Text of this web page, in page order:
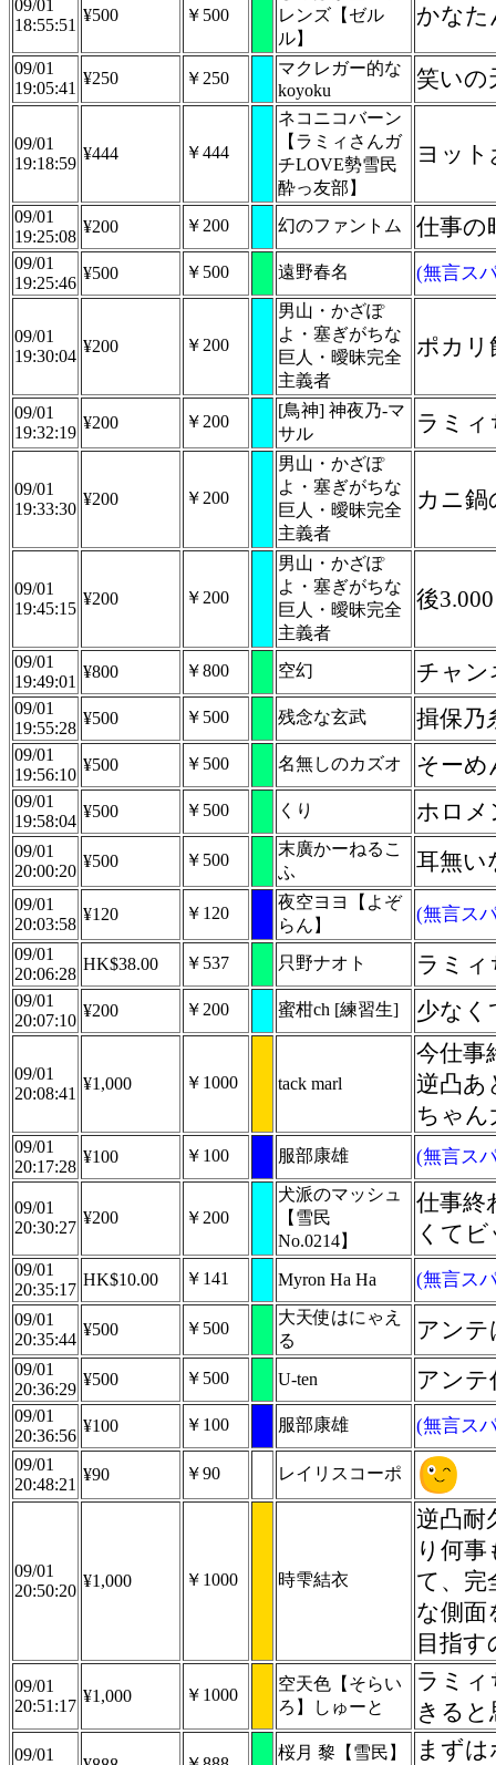
09/01
18:55:51
¥500 ￥500
レンズ【ゼル
ル】
かな
09/01
19:05:41
¥250 ￥250
マクレガー的な
koyoku
笑いの
09/01
19:18:59
¥444 ￥444
ネコニコバーン
【ラミィさんガ
チLOVE勢雪民
酔っ友部】
ヨッ
09/01
19:25:08
¥200 ￥200 幻のファントム 仕事の
09/01
19:25:46
¥500 ￥500 遠野春名 (無言ス
09/01
19:30:04
¥200 ￥200
男山・かざぽ
よ・塞ぎがちな
巨人・曖昧完全
主義者
ポカリ
09/01
19:32:19
¥200 ￥200
[鳥神] 神夜乃-マ
サル
ラミ
09/01
19:33:30
¥200 ￥200
男山・かざぽ
よ・塞ぎがちな
巨人・曖昧完全
主義者
カニ
09/01
19:45:15
¥200 ￥200
男山・かざぽ
よ・塞ぎがちな
巨人・曖昧完全
主義者
後
09/01
19:49:01
¥800 ￥800 空幻 チャン
09/01
19:55:28
¥500 ￥500 残念な玄武 揖保乃
09/01
19:56:10
¥500 ￥500 名無しのカズオ そーめ
09/01
19:58:04
¥500 ￥500 くり ホロメ
09/01
20:00:20
¥500 ￥500
末廣かーねるこ
ふ
耳無い
09/01
20:03:58
¥120 ￥120
夜空ヨヨ【よぞ
らん】
(無言ス
09/01
20:06:28
HK$38.00 ￥537 只野ナオト ラミ
09/01
20:07:10
¥200 ￥200 蜜柑ch [練習生] 少なく
09/01
20:08:41
¥1,000 ￥1000 tack marl
今仕事
逆凸あ
ちゃん
09/01
20:17:28
¥100 ￥100 服部康雄 (無言ス
09/01
20:30:27
¥200 ￥200
犬派のマッシュ
【雪民
No.0214】
仕事終
くて
09/01
20:35:17
HK$10.00 ￥141 Myron Ha Ha (無言ス
09/01
20:35:44
¥500 ￥500
大天使はにゃえ
る
アン
09/01
20:36:29
¥500 ￥500 U-ten アンテ
09/01
20:36:56
¥100 ￥100 服部康雄 (無言ス
09/01
20:48:21
¥90 ￥90 レイリスコーポ
09/01
20:50:20
¥1,000 ￥1000 時雫結衣
逆凸耐
り何
て、完
な側面
目指
09/01
20:51:17
¥1,000 ￥1000
空天色【そらい
ろ】しゅーと
ラミ
きる
09/01 桜月 黎【雪民】 まず